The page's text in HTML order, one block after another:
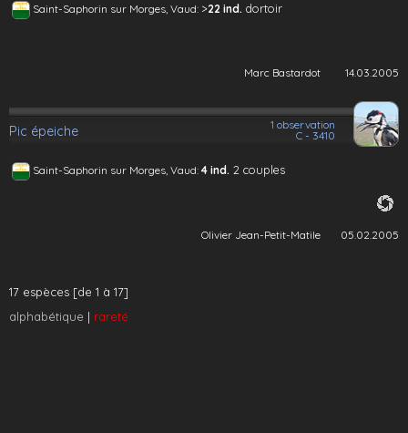
Saint-Saphorin sur Morges, Vaud: >22 ind. dortoir
Marc Bastardot 14.03.2005
Pic épeiche
1 observation
C - 3410
Saint-Saphorin sur Morges, Vaud: 4 ind. 2 couples
Olivier Jean-Petit-Matile 05.02.2005
17 espèces [de 1 à 17]
alphabétique | rareté